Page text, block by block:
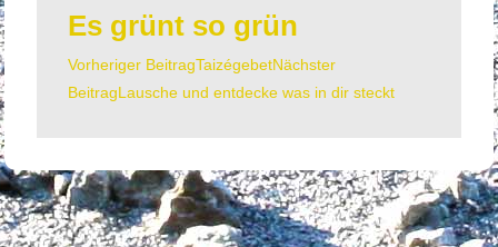
Es grünt so grün
Beitrags-
Vorheriger BeitragTaizégebetNächster
BeitragLausche und entdecke was in dir steckt